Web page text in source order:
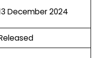
December 2024